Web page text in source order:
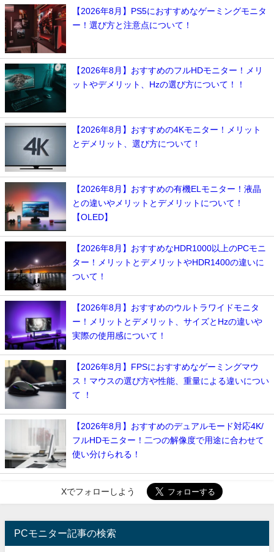
【2026年8月】PS5におすすめなゲーミングモニタ
ー！選び方と注意点について！
【2026年8月】おすすめのフルHDモニター！メリ
ットやデメリット、Hzの選び方について！！
【2026年8月】おすすめの4Kモニター！メリット
とデメリット、選び方について！
【2026年8月】おすすめの有機ELモニター！液晶
との違いやメリットとデメリットについて！
【OLED】
【2026年8月】おすすめなHDR1000以上のPCモニ
ター！メリットとデメリットやHDR1400の違いに
ついて！
【2026年8月】おすすめのウルトラワイドモニタ
ー！メリットとデメリット、サイズとHzの違いや
実際の使用感について！
【2026年8月】FPSにおすすめなゲーミングマウ
ス！マウスの選び方や性能、重量による違いについ
て ！
【2026年8月】おすすめのデュアルモード対応4K/
フルHDモニター！二つの解像度で用途に合わせて
使い分けられる！
Xでフォローしよう
PCモニター記事の検索